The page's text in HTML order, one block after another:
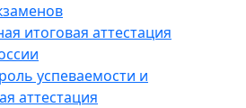
итоговая аттестация
успеваемости и
аттестация